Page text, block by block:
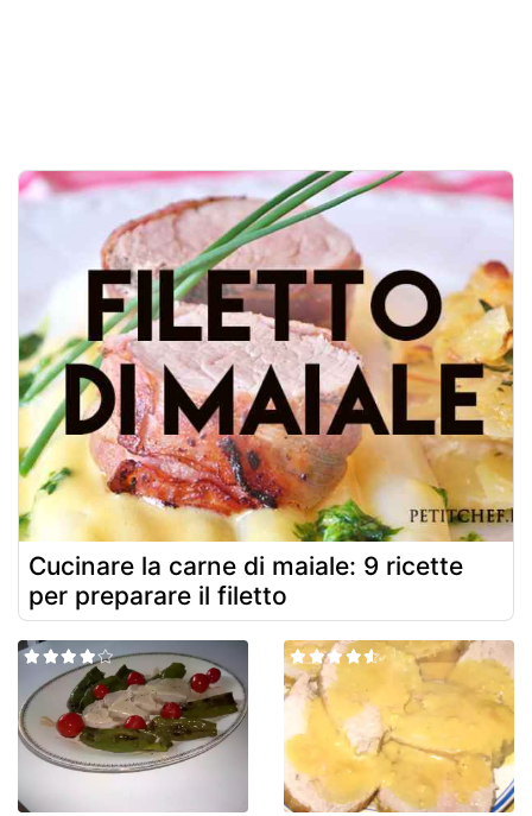
Cucinare la carne di maiale: 9 ricette
per preparare il filetto